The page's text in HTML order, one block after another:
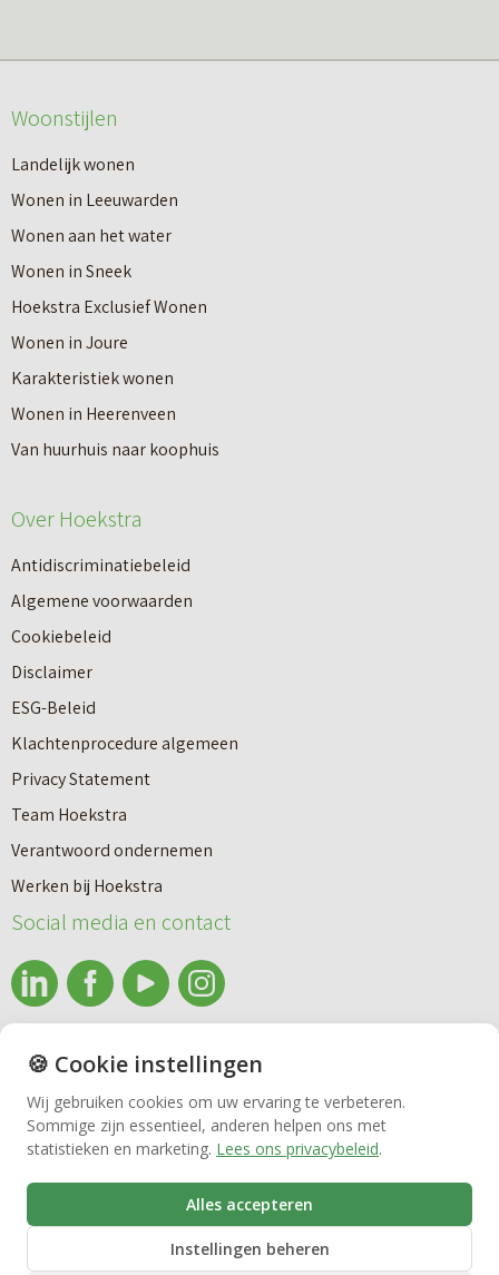
Nieuwbouw
Huren
Bedrijfsmakelaardij
Vastgoedbeheer
VvE beheer
Woonstijlen
Landelijk wonen
Wonen in Leeuwarden
Wonen aan het water
Wonen in Sneek
Hoekstra Exclusief Wonen
Wonen in Joure
Karakteristiek wonen
Wonen in Heerenveen
Van huurhuis naar koophuis
Over Hoekstra
Antidiscriminatiebeleid
Algemene voorwaarden
Cookiebeleid
Disclaimer
ESG-Beleid
Klachtenprocedure algemeen
Privacy Statement
Team Hoekstra
Verantwoord ondernemen
Werken bij Hoekstra
Social media en contact
info@makelaardijhoekstra.nl
Alle contactgegevens
Bekijk de laatste nieuwsbrief van Makelaardij Hoekstra
Inschrijven nieuwsbrief Makelaardij Hoekstra
🍪 Cookie instellingen
Wij gebruiken cookies om uw ervaring te verbeteren.
Sommige zijn essentieel, anderen helpen ons met
statistieken en marketing. Lees ons privacybeleid.
Alles accepteren
Instellingen beheren